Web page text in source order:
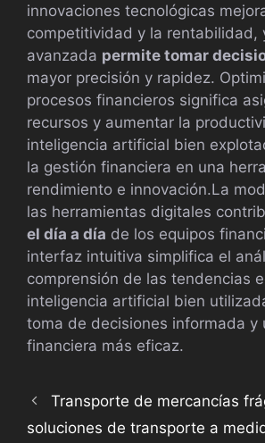
innovaciones tecnológicas
competitividad y la rentabilidad,
avanzada permite tomar
mayor precisión y rapidez.
procesos financieros significa
recursos y aumentar la
inteligencia artificial bien
la gestión financiera en una
rendimiento e innovación.La
las herramientas digitales
el día a día de los equipos
interfaz intuitiva simplifica el
comprensión de las tendencias
inteligencia artificial bien
toma de decisiones informada y
financiera más eficaz.
Transporte de mercancías
soluciones de transporte a